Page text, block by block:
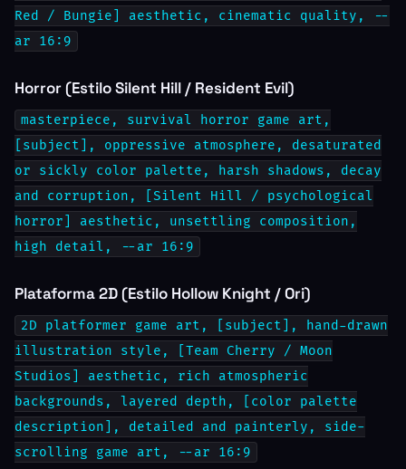
Red / Bungie] aesthetic, cinematic quality, --
ar 16:9
Horror (Estilo Silent Hill / Resident Evil)
masterpiece, survival horror game art,
[subject], oppressive atmosphere, desaturated
or sickly color palette, harsh shadows, decay
and corruption, [Silent Hill / psychological
horror] aesthetic, unsettling composition,
high detail, --ar 16:9
Plataforma 2D (Estilo Hollow Knight / Ori)
2D platformer game art, [subject], hand-drawn
illustration style, [Team Cherry / Moon
Studios] aesthetic, rich atmospheric
backgrounds, layered depth, [color palette
description], detailed and painterly, side-
scrolling game art, --ar 16:9